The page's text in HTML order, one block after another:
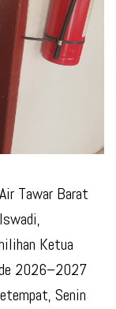
Tawar Barat
Ketua
2026–2027
Senin